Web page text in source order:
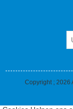
Copyright ; 2026